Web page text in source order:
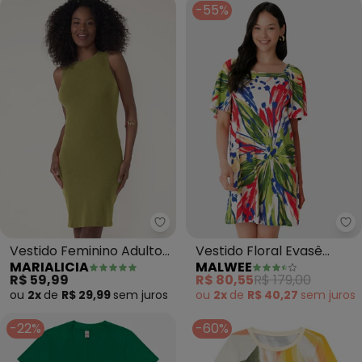
Marialicia - Vestido Feminino
Vestido Feminino Adulto
(Verde)
MARIALICIA
R$ 59,99
ou 2x de R$ 29,99 sem juros
-55%
Vestido Floral Evasê
Canelado (Verde)
MALWEE
R$ 80,55R$ 179,00
ou 2x de R$ 40,27 sem juros
-22% -60%